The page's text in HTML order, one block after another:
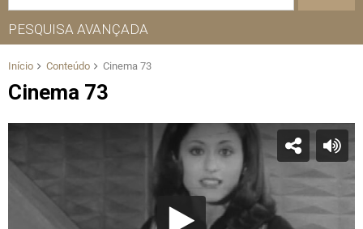
PESQUISA AVANÇADA
Início Conteúdo Cinema 73
Cinema 73